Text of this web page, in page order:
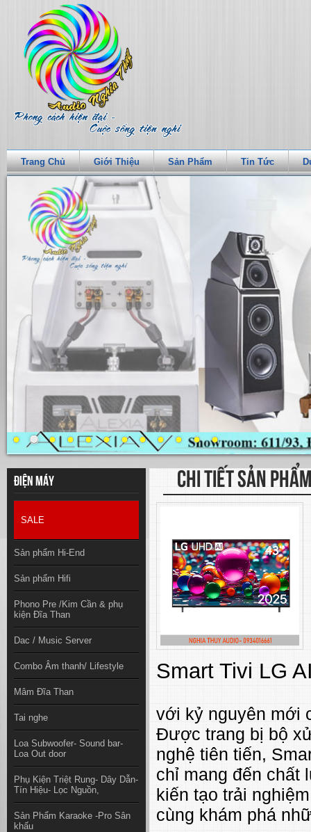
Trang Chủ Giới Thiệu Sản Phẩm Tin Tức
Điện máy
SALE
Sản phẩm Hi-End
Sản phẩm Hifi
Phono Pre /Kim Cần & phụ
kiện Đĩa Than
Dac / Music Server
Combo Âm thanh/ Lifestyle
Mâm Đĩa Than
Tai nghe
Loa Subwoofer- Sound bar-
Loa Out door
Phụ Kiện Triệt Rung- Dây Dẫn-
Tín Hiệu- Lọc Nguồn,
Sản Phẩm Karaoke -Pro Sân
khấu
CHI TIẾT SẢN PHẨM
Smart Tivi LG
với kỷ nguyên mới
Được trang bị bộ
nghệ tiên tiến,
chỉ mang đến chất
kiến tạo trải
cùng khám phá